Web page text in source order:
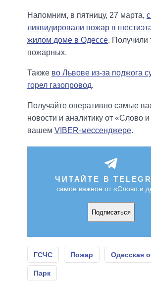
Напомним, в пятницу, 27 марта,
ликвидировали пожар в
жилом доме в Одессе. Получили
пожарных.
Также во Львове из-за поджога
горел газопровод.
Получайте оперативно самые
новости и аналитику от «Слово
вашем VIBER-мессенджере.
ЧИТАЙТЕ В
самое важное от «Слово и
Подписаться
ГСЧС Пожар Одесская
Парк